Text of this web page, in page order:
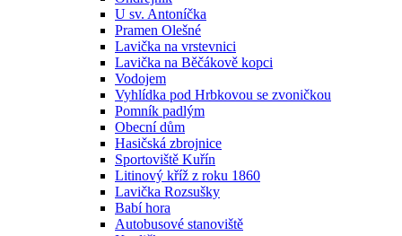
U sv. Antoníčka
Pramen Olešné
Lavička na vrstevnici
Lavička na Běčákově kopci
Vodojem
Vyhlídka pod Hrbkovou se zvoničkou
Pomník padlým
Obecní dům
Hasičská zbrojnice
Sportoviště Kuřín
Litinový kříž z roku 1860
Lavička Rozsušky
Babí hora
Autobusové stanoviště